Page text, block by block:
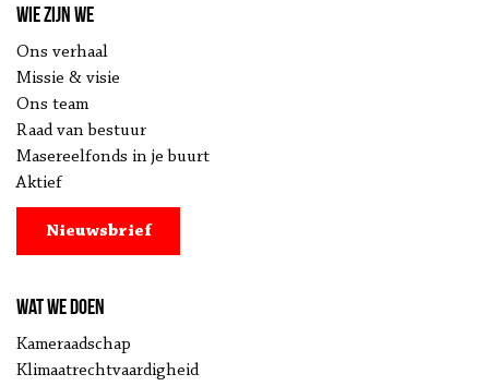
Wie zijn we
Ons verhaal
Missie & visie
Ons team
Raad van bestuur
Masereelfonds in je buurt
Aktief
Nieuwsbrief
Wat we doen
Kameraadschap
Klimaatrechtvaardigheid